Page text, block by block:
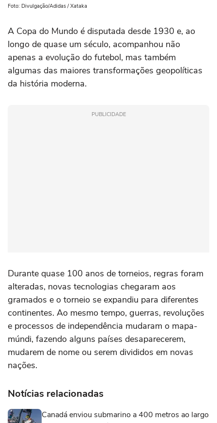
Foto: Divulgação/Adidas / Xataka
A Copa do Mundo é disputada desde 1930 e, ao
longo de quase um século, acompanhou não
apenas a evolução do futebol, mas também
algumas das maiores transformações geopolíticas
da história moderna.
PUBLICIDADE
Durante quase 100 anos de torneios, regras foram
alteradas, novas tecnologias chegaram aos
gramados e o torneio se expandiu para diferentes
continentes. Ao mesmo tempo, guerras, revoluções
e processos de independência mudaram o mapa-
múndi, fazendo alguns países desaparecerem,
mudarem de nome ou serem divididos em novas
nações.
Notícias relacionadas
Canadá enviou submarino a 400 metros ao largo